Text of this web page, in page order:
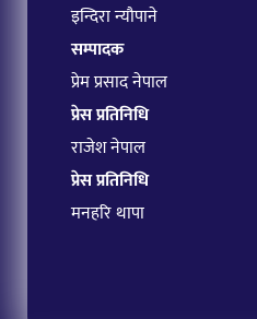
इन्दिरा न्यौपाने
सम्पादक
प्रेम प्रसाद नेपाल
प्रेस प्रतिनिधि
राजेश नेपाल
प्रेस प्रतिनिधि
मनहरि थापा